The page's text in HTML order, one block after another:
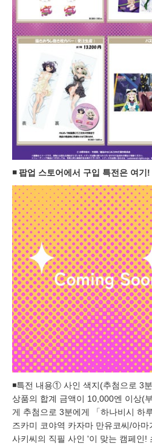
◾️ 팝업 스토어에서 구입 특전은 여기!
◾️특전 내용① 사인 색지(추첨으로 3
상품의 합계 금액이 10,000엔 이상(
게 추첨으로 3분에게 「하나비시 하
즈카미 코야역 카자마 만유코씨/아
사키씨의 직필 사인 '이 맞는 캠페인!